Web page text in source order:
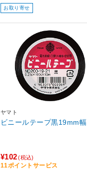
お取り寄せ
ヤマト
ビニールテープ黒19mm幅
¥102 (税込)
11ポイントサービス